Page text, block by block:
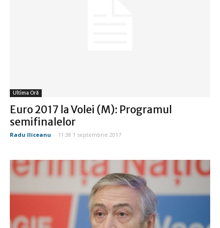
Ultima Oră
Euro 2017 la Volei (M): Programul
semifinalelor
Radu Iliceanu - 11:38 1 septembrie 2017